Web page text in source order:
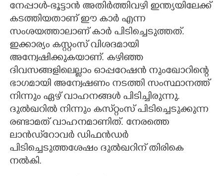
നേപ്പാൾ-ഭൂട്ടാൻ അതിർത്തിവഴി ഇന്ത്യയിലേക്ക്
കടത്തിയതാണ് ഈ കാർ എന്ന
സംശയത്താലാണ് കാർ പിടിച്ചെടുത്തത്.
ഇക്കാര്യം കസ്റ്റംസ് വിശദമായി
അന്വേഷിക്കുകയാണ്. കഴിഞ്ഞ
ദിവസങ്ങളിലെല്ലാം ഓപ്പറേഷൻ നുംഖോറിന്റെ
ഭാഗമായി അന്വേഷണം നടത്തി സംസ്ഥാനത്ത്
നിന്നും ഏഴ് വാഹനങ്ങൾ പിടിച്ചിരുന്നു.
ദുൽഖറിൽ നിന്നും കസ്‌റ്റംസ് പിടിച്ചെടുക്കുന്ന
രണ്ടാമത് വാഹനമാണിത്. നേരത്തെ
ലാൻഡ്‌‌റോവർ ഡിഫൻഡർ
പിടിച്ചെടുത്തശേഷം ദുൽഖറിന് തിരികെ
നൽകി.